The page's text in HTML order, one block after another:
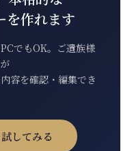
を作れます
でもOK。ご遺族様
容を確認・編集でき
してみる